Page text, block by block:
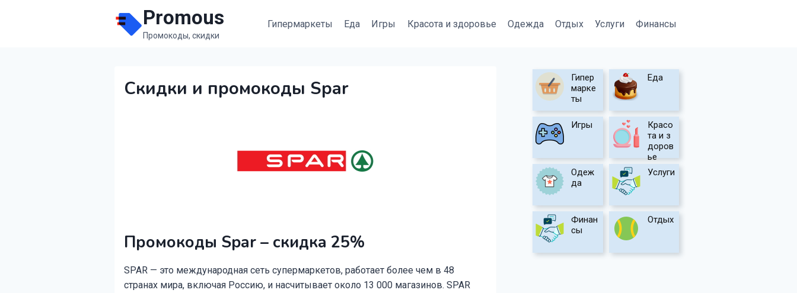
Promous
Промокоды, скидки
Гипермаркеты Еда Игры Красота и здоровье Одежда Отдых Услуги Финансы
Скидки и промокоды Spar
Промокоды Spar – скидка 25%
SPAR — это международная сеть супермаркетов, работает более чем в 48
странах мира, включая Россию, и насчитывает около 13 000 магазинов. SPAR
Гипер
марке
ты
Еда
Игры
Красо
та и з
доров
ье
Одеж
да
Услуги
Финан
сы
Отдых